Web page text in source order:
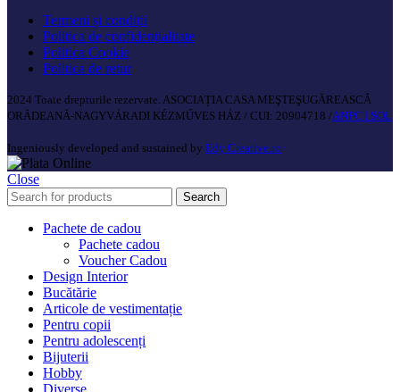
Termeni și condiții
Politica de confidențialitate
Politica Cookie
Politica de retur
2024 Toate drepturile rezervate. ASOCIAȚIA CASA MEŞTEŞUGĂREASCĂ
ORĂDEANĂ-NAGYVÁRADI KÉZMŰVES HÁZ / CUI: 20904718 /ANPC | SOL
Ingeniously developed and sustained by Edy Creative.ro
Close
Search
Pachete de cadou
Pachete cadou
Voucher Cadou
Design Interior
Bucătărie
Articole de vestimentație
Pentru copii
Pentru adolescenți
Bijuterii
Hobby